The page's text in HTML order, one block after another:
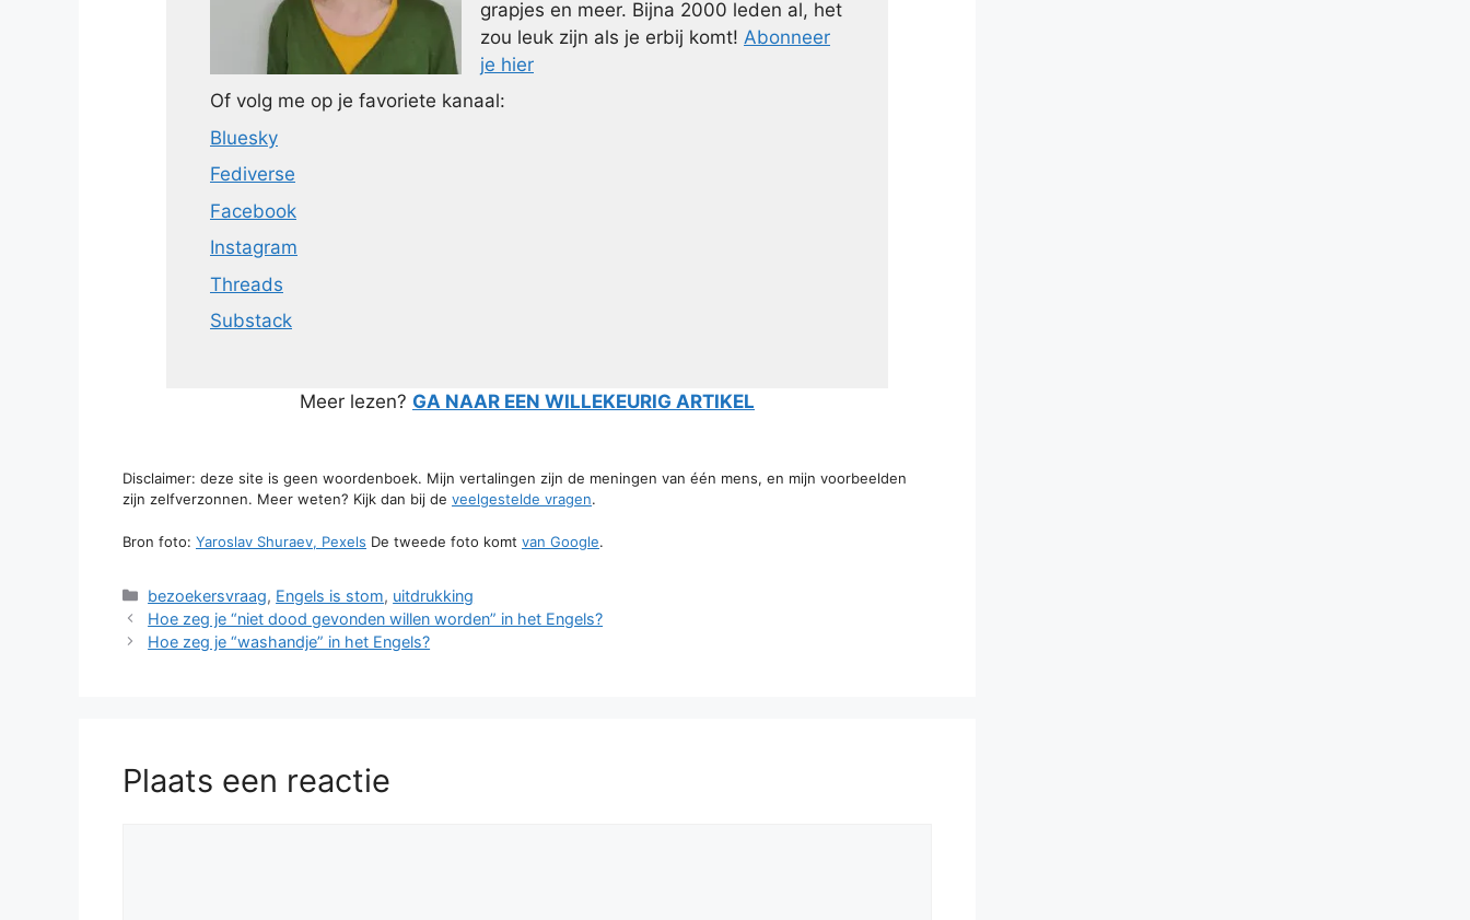
grapjes en meer. Bijna 2000 leden al, het
zou leuk zijn als je erbij komt! Abonneer
je hier
Of volg me op je favoriete kanaal:
Bluesky
Fediverse
Facebook
Instagram
Threads
Substack
Meer lezen? GA NAAR EEN WILLEKEURIG ARTIKEL
Disclaimer: deze site is geen woordenboek. Mijn vertalingen zijn de meningen van één mens, en mijn voorbeelden
zijn zelfverzonnen. Meer weten? Kijk dan bij de veelgestelde vragen.
Bron foto: Yaroslav Shuraev, Pexels De tweede foto komt van Google.
Categorieën
bezoekersvraag, Engels is stom, uitdrukking
Hoe zeg je “niet dood gevonden willen worden” in het Engels?
Hoe zeg je “washandje” in het Engels?
Plaats een reactie